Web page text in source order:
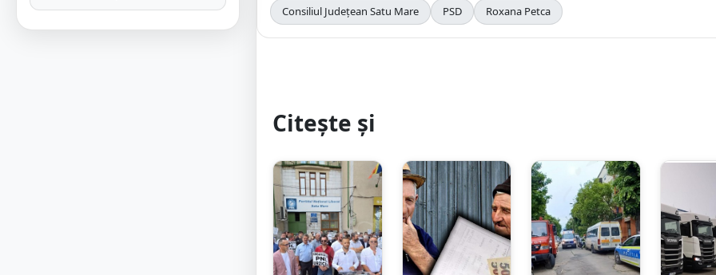
Consiliul Județean Satu Mare
PSD Roxana Petca
Citește și